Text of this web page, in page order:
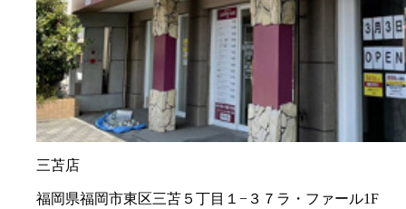
三苫店
福岡県福岡市東区三苫５丁目１−３７ラ・ファール1F